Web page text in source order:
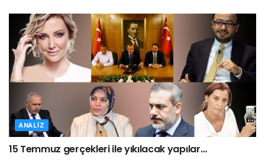
ANALIZ
15 Temmuz gerçekleri ile yıkılacak yapılar…